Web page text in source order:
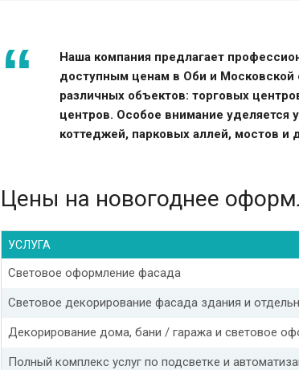
Наша компания предлагает
доступным ценам в Оби и
различных объектов: торговых
центров. Особое внимание уделяется
коттеджей, парковых аллей, мостов и
Цены на новогоднее
УСЛУГА
Световое оформление фасада
Световое декорирование фасада здания и
Декорирование дома, бани / гаража и световое
Полный комплекс услуг по подсветке и